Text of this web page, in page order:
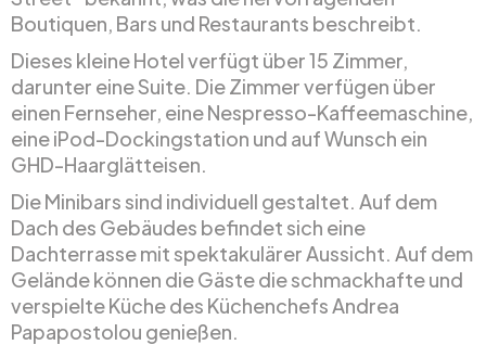
Boutiquen, Bars und Restaurants beschreibt.
Dieses kleine Hotel verfügt über 15 Zimmer,
darunter eine Suite. Die Zimmer verfügen über
einen Fernseher, eine Nespresso-Kaffeemaschine,
eine iPod-Dockingstation und auf Wunsch ein
GHD-Haarglätteisen.
Die Minibars sind individuell gestaltet. Auf dem
Dach des Gebäudes befindet sich eine
Dachterrasse mit spektakulärer Aussicht. Auf dem
Gelände können die Gäste die schmackhafte und
verspielte Küche des Küchenchefs Andrea
Papapostolou genießen.